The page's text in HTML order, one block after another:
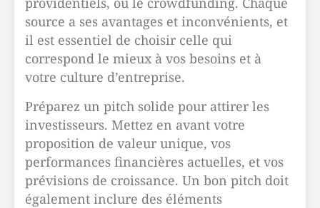
source a ses avantages et inconvénients, et
il est essentiel de choisir celle qui
correspond le mieux à vos besoins et à
votre culture d’entreprise.
Préparez un pitch solide pour attirer les
investisseurs. Mettez en avant votre
proposition de valeur unique, vos
performances financières actuelles, et vos
prévisions de croissance. Un bon pitch doit
également inclure des éléments